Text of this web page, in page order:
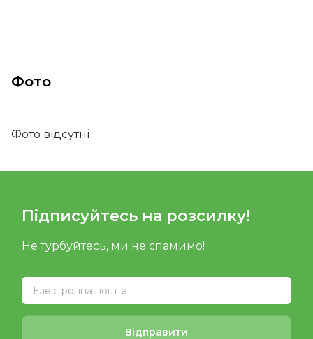
Фото
Фото відсутні
Підписуйтесь на розсилку!
Не турбуйтесь, ми не спамимо!
Відправити